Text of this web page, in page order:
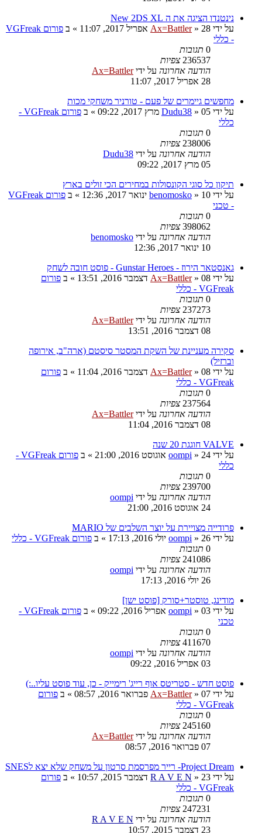
נינטנדו הציגה את ה New 2DS XL
על ידי
Ax=Battler» 28 אפריל 2017, 11:07 » ב
פורום VGFreak
- כללי
0 תגובות
236537 צפיות
הודעה אחרונה על ידיAx=Battler
28 אפריל 2017, 11:07
מחפשים גיימרים של פעם - טורניר משחקי מכות
על ידי
Dudu38 » 05 מרץ 2017, 09:22 » ב
פורום VGFreak -
כללי
0 תגובות
238006 צפיות
הודעה אחרונה על ידי Dudu38
05 מרץ 2017, 09:22
תיקון כל סוגי הקונסולות במחירים הכי זולים בארץ
על ידי
benomosko » 10 ינואר 2017, 12:36 » ב
פורום VGFreak
- טכני
0 תגובות
398062 צפיות
הודעה אחרונה על ידי benomosko
10 ינואר 2017, 12:36
גאנסטאר הירוז - Gunstar Heroes - פוסט חובה לשחק
על ידי
Ax=Battler» 08 דצמבר 2016, 13:51 » ב פורום
VGFreak - כללי
0 תגובות
237273 צפיות
הודעה אחרונה על ידיAx=Battler
08 דצמבר 2016, 13:51
סקירה מעניינת של השקת המסטר סיסטם (ארה"ב, אירופה
וברזיל)
על ידי
Ax=Battler» 08 דצמבר 2016, 11:04 » ב פורום
VGFreak - כללי
0 תגובות
237564 צפיות
הודעה אחרונה על ידיAx=Battler
08 דצמבר 2016, 11:04
VALVE חוגגת 20 שנה
על ידי
oompi » 24 אוגוסט 2016, 21:00 » ב
פורום VGFreak -
כללי
0 תגובות
239700 צפיות
הודעה אחרונה על ידי oompi
24 אוגוסט 2016, 21:00
פרודייה מצויירת על יוצר השלבים של MARIO
על ידי
oompi » 26 יולי 2016, 17:13 » ב פורום VGFreak - כללי
0 תגובות
241086 צפיות
הודעה אחרונה על ידי oompi
26 יולי 2016, 17:13
מודינג, טוסטר+סורק [פוסט ישן]
על ידי
oompi » 03 אפריל 2016, 09:22 » ב
פורום VGFreak -
טכני
0 תגובות
411670 צפיות
הודעה אחרונה על ידי oompi
03 אפריל 2016, 09:22
פוסט חדש - סטריטס אוף רייג' רימייק - כן, עוד פוסט עליו..:)
על ידי
Ax=Battler» 07 פברואר 2016, 08:57 » ב פורום
VGFreak - כללי
0 תגובות
245160 צפיות
הודעה אחרונה על ידיAx=Battler
07 פברואר 2016, 08:57
Project Dream- רייר מפרסמת סרטון על משחק שלא יצא לSNES
על ידי
R A V E N » 23 דצמבר 2015, 10:57 » ב פורום
VGFreak - כללי
0 תגובות
247231 צפיות
הודעה אחרונה על ידי R A V E N
23 דצמבר 2015, 10:57